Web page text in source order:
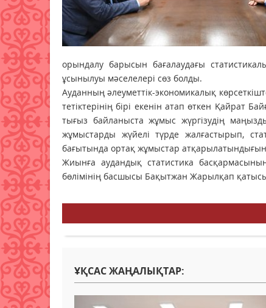
орындалу барысын бағалаудағы
ұсынылуы мәселелері сөз болды.
Ауданның әлеуметтік-экономикалық
тетіктерінің бірі екенін атап өткен Қайрат
тығыз байланыста жұмыс жүргізудің
жұмыстарды жүйелі түрде жалғастырып,
бағытында ортақ жұмыстар атқарылатындығын
Жиынға аудандық статистика
бөлімінің басшысы Бақытжан Жарылқап
ҰҚСАС ЖАҢАЛЫҚТАР: